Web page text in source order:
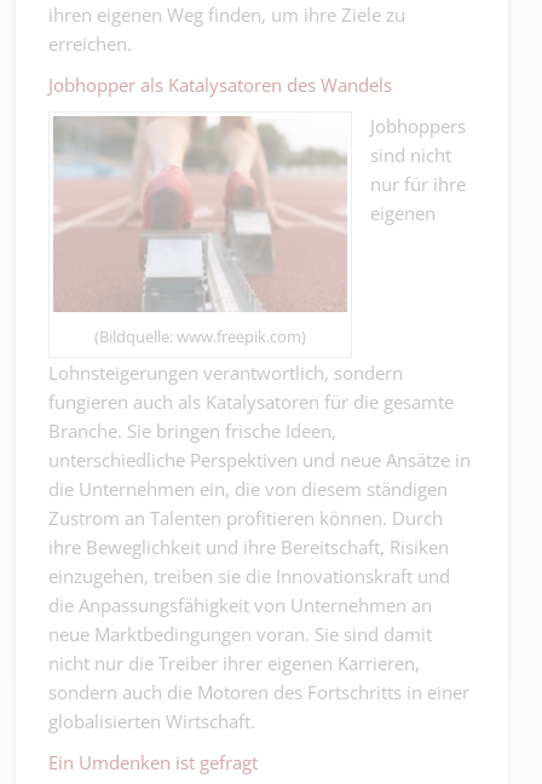
ihren eigenen Weg finden, um ihre Ziele zu
erreichen.
Jobhopper als Katalysatoren des Wandels
(Bildquelle: www.freepik.com)
Jobhoppers
sind nicht
nur für ihre
eigenen
Lohnsteigerungen verantwortlich, sondern
fungieren auch als Katalysatoren für die gesamte
Branche. Sie bringen frische Ideen,
unterschiedliche Perspektiven und neue Ansätze in
die Unternehmen ein, die von diesem ständigen
Zustrom an Talenten profitieren können. Durch
ihre Beweglichkeit und ihre Bereitschaft, Risiken
einzugehen, treiben sie die Innovationskraft und
die Anpassungsfähigkeit von Unternehmen an
neue Marktbedingungen voran. Sie sind damit
nicht nur die Treiber ihrer eigenen Karrieren,
sondern auch die Motoren des Fortschritts in einer
globalisierten Wirtschaft.
Ein Umdenken ist gefragt